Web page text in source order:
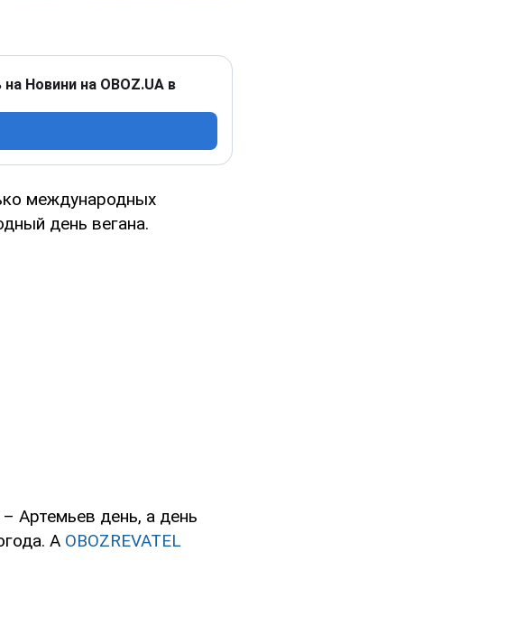
Новини на OBOZ.UA в
международных
день вегана.
Артемьев день, а день
А OBOZREVATEL